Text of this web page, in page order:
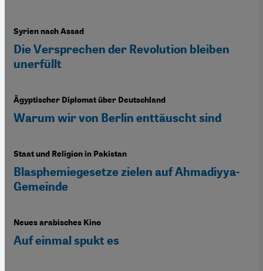
Syrien nach Assad
Die Versprechen der Revolution bleiben
unerfüllt
Ägyptischer Diplomat über Deutschland
Warum wir von Berlin enttäuscht sind
Staat und Religion in Pakistan
Blasphemiegesetze zielen auf Ahmadiyya-
Gemeinde
Neues arabisches Kino
Auf einmal spukt es